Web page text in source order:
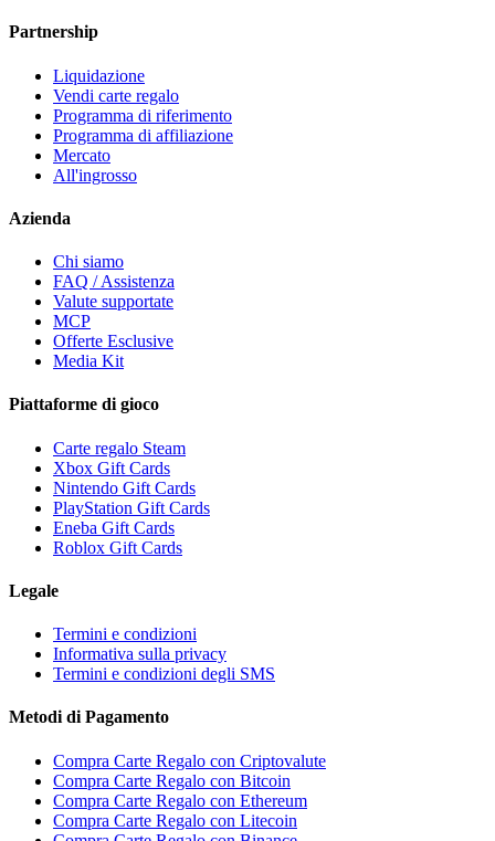
Partnership
Liquidazione
Vendi carte regalo
Programma di riferimento
Programma di affiliazione
Mercato
All'ingrosso
Azienda
Chi siamo
FAQ / Assistenza
Valute supportate
MCP
Offerte Esclusive
Media Kit
Piattaforme di gioco
Carte regalo Steam
Xbox Gift Cards
Nintendo Gift Cards
PlayStation Gift Cards
Eneba Gift Cards
Roblox Gift Cards
Legale
Termini e condizioni
Informativa sulla privacy
Termini e condizioni degli SMS
Metodi di Pagamento
Compra Carte Regalo con Criptovalute
Compra Carte Regalo con Bitcoin
Compra Carte Regalo con Ethereum
Compra Carte Regalo con Litecoin